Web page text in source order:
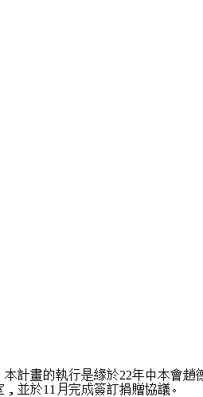
計畫的執行是緣於22年中本會
並於11月完成簽訂捐贈協議。